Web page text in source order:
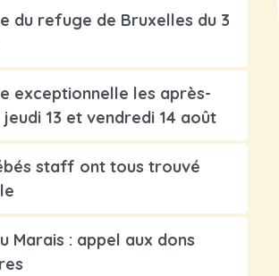
du refuge de Bruxelles du 3
exceptionnelle les après-
jeudi 13 et vendredi 14 août
staff ont tous trouvé
Marais : appel aux dons